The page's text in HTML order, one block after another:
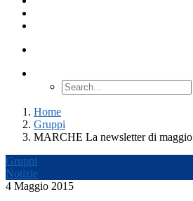
Home
Gruppi
MARCHE La newsletter di maggio
Gruppi
Notizie
4 Maggio 2015